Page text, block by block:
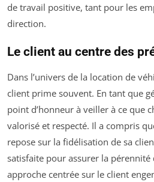
de travail positive, tant pour les
direction.
Le client au centre des
Dans l’univers de la location de
client prime souvent. En tant que
point d’honneur à veiller à ce que
valorisé et respecté. Il a compris
repose sur la fidélisation de sa
satisfaite pour assurer la pérennité
approche centrée sur le client